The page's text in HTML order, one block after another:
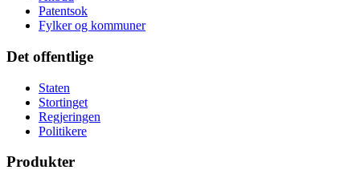
Patentsok
Fylker og kommuner
Det offentlige
Staten
Stortinget
Regjeringen
Politikere
Produkter